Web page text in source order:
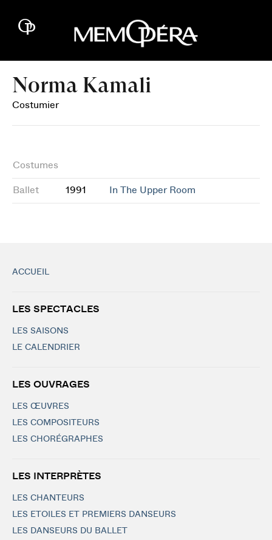
Norma Kamali
Costumier
Costumes
Ballet 1991 In The Upper Room
ACCUEIL
LES SPECTACLES
LES SAISONS
LE CALENDRIER
LES OUVRAGES
LES ŒUVRES
LES COMPOSITEURS
LES CHORÉGRAPHES
LES INTERPRÈTES
LES CHANTEURS
LES ETOILES ET PREMIERS DANSEURS
LES DANSEURS DU BALLET